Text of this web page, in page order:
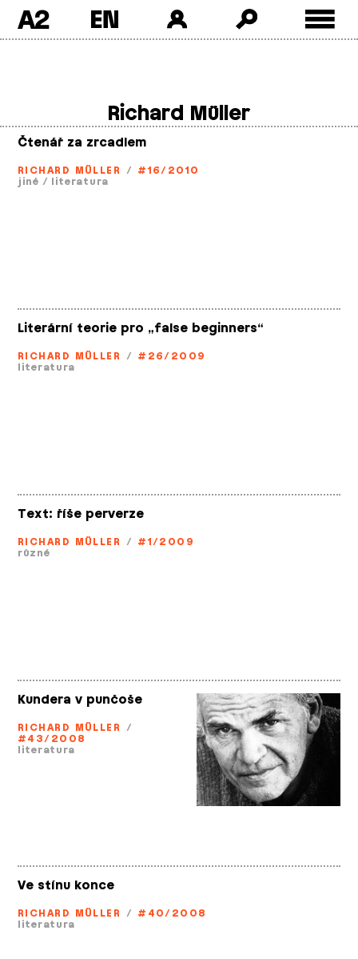
A2
Richard Müller
Čtenář za zrcadlem
RICHARD MÜLLER / #16/2010
jiné / literatura
Literární teorie pro „false beginners“
RICHARD MÜLLER / #26/2009
literatura
Text: říše perverze
RICHARD MÜLLER / #1/2009
různé
Kundera v punčoše
RICHARD MÜLLER /
#43/2008
literatura
Ve stínu konce
RICHARD MÜLLER / #40/2008
literatura